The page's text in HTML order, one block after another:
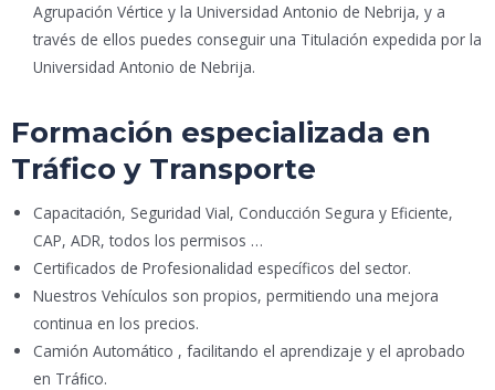
Agrupación Vértice y la Universidad Antonio de Nebrija, y a
través de ellos puedes conseguir una Titulación expedida por la
Universidad Antonio de Nebrija.
Formación especializada en
Tráfico y Transporte
Capacitación, Seguridad Vial, Conducción Segura y Eficiente,
CAP, ADR, todos los permisos …
Certificados de Profesionalidad específicos del sector.
Nuestros Vehículos son propios, permitiendo una mejora
continua en los precios.
Camión Automático , facilitando el aprendizaje y el aprobado
en Tráﬁco.